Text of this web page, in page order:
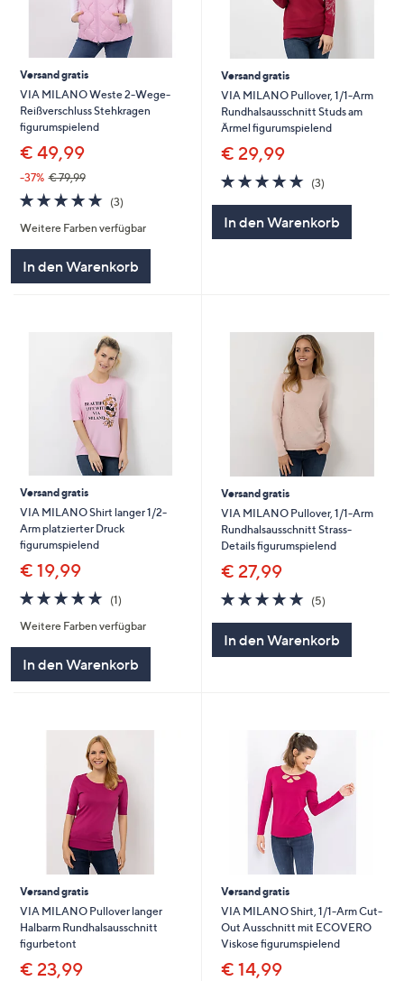
Versand gratis
VIA MILANO Weste 2-Wege-
Reißverschluss Stehkragen
figurumspielend
€ 49,99
-37% € 79,99
5.0
von
5
(3)3
Weitere Farben verfügbar
In den Warenkorb
Versand gratis
VIA MILANO Pullover, 1/1-Arm
Rundhalsausschnitt Studs am
Ärmel figurumspielend
€ 29,99
5.0
von
(3)3
In den Warenkorb
Versand gratis
VIA MILANO Shirt langer 1/2-
Arm platzierter Druck
figurumspielend
€ 19,99
5.0
von
5
(1)1
Weitere Farben verfügbar
In den Warenkorb
Versand gratis
VIA MILANO Pullover, 1/1-Arm
Rundhalsausschnitt Strass-
Details figurumspielend
€ 27,99
5.0
von
(5)5
In den Warenkorb
Versand gratis
VIA MILANO Pullover langer
Halbarm Rundhalsausschnitt
figurbetont
€ 23,99
Versand gratis
VIA MILANO Shirt, 1/1-Arm Cut-
Out Ausschnitt mit ECOVERO
Viskose figurumspielend
€ 14,99